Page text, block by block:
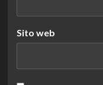
Sito web